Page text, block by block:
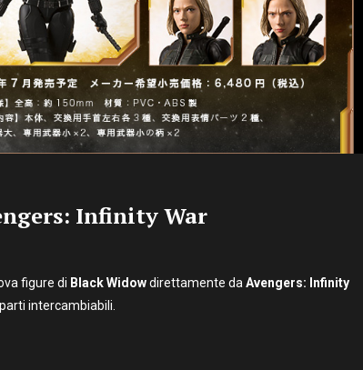
Infinity War
figure di Black Widowdirettamente da Avengers: Infinity
intercambiabili.